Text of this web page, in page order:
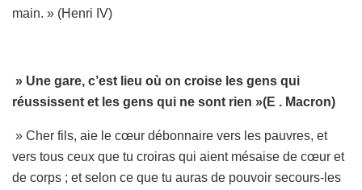
main. » (Henri IV)
» Une gare, c’est lieu où on croise les gens qui
réussissent et les gens qui ne sont rien »(E . Macron)
» Cher fils, aie le cœur débonnaire vers les pauvres, et
vers tous ceux que tu croiras qui aient mésaise de cœur et
de corps ; et selon ce que tu auras de pouvoir secours-les